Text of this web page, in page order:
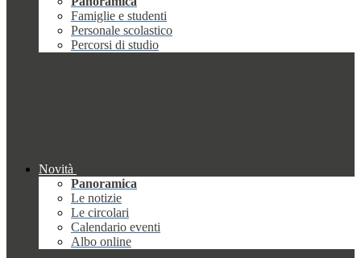
Famiglie e studenti
Personale scolastico
Percorsi di studio
Novità
Panoramica
Le notizie
Le circolari
Calendario eventi
Albo online